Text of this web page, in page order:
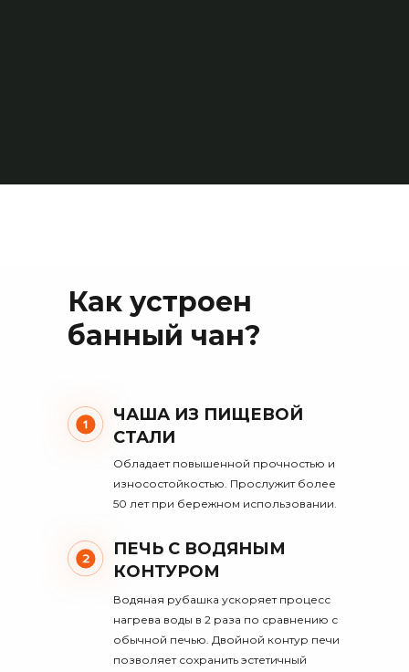
Как устроен
банный чан?
ЧАША ИЗ ПИЩЕВОЙ
СТАЛИ
Обладает повышенной прочностью и
износостойкостью. Прослужит более
50 лет при бережном использовании.
ПЕЧЬ С ВОДЯНЫМ
КОНТУРОМ
Водяная рубашка ускоряет процесс
нагрева воды в 2 раза по сравнению с
обычной печью. Двойной контур печи
позволяет сохранить эстетичный